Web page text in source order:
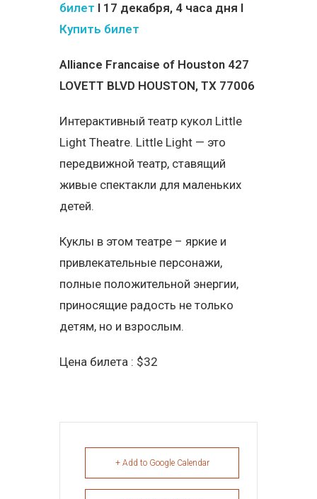
билет I 17 декабря, 4 часа дня I
Купить билет
Alliance Francaise of Houston 427
LOVETT BLVD HOUSTON, TX 77006
Интерактивный театр кукол Little
Light Theatre. Little Light — это
передвижной театр, ставящий
живые спектакли для маленьких
детей.
Куклы в этом театре – яркие и
привлекательные персонажи,
полные положительной энергии,
приносящие радость не только
детям, но и взрослым.
Цена билета : $32
+ Add to Google Calendar